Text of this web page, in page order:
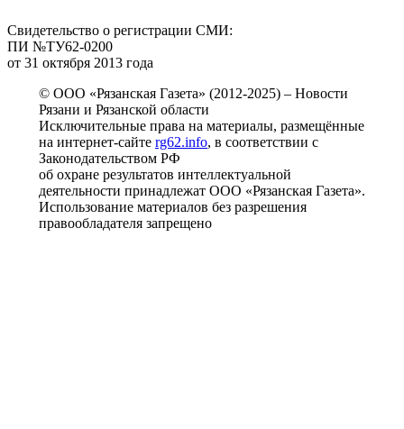
Свидетельство о регистрации СМИ:
ПИ №ТУ62-0200
от 31 октября 2013 года
© ООО «Рязанская Газета» (2012-2025) – Новости
Рязани и Рязанской области
Исключительные права на материалы, размещённые
на интернет-сайте rg62.info, в соответствии с
Законодательством РФ
об охране результатов интеллектуальной
деятельности принадлежат ООО «Рязанская Газета».
Использование материалов без разрешения
правообладателя запрещено